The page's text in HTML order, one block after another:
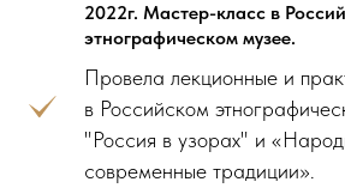
2022г. Мастер-класс в
этнографическом музее.
Провела лекционные и
в Российском
"Россия в узорах" и
современные традиции».